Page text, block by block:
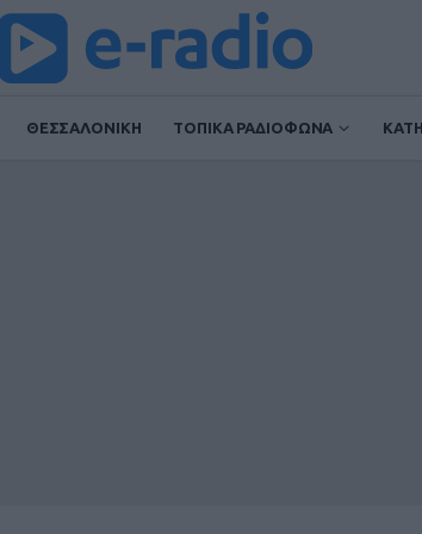
ΘΕΣΣΑΛΟΝΙΚΗ ΤΟΠΙΚΑ ΡΑΔΙΟΦΩΝΑ